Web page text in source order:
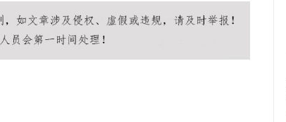
创新实践探索 深度解析国信招投标公共服务平台的功能与优